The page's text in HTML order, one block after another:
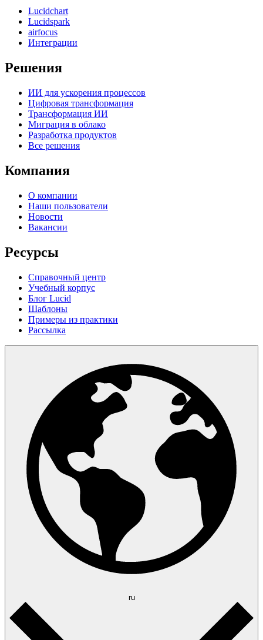
Lucidchart
Lucidspark
airfocus
Интеграции
Решения
ИИ для ускорения процессов
Цифровая трансформация
Трансформация ИИ
Миграция в облако
Разработка продуктов
Все решения
Компания
О компании
Наши пользователи
Новости
Вакансии
Ресурсы
Справочный центр
Учебный корпус
Блог Lucid
Шаблоны
Примеры из практики
Рассылка
ru